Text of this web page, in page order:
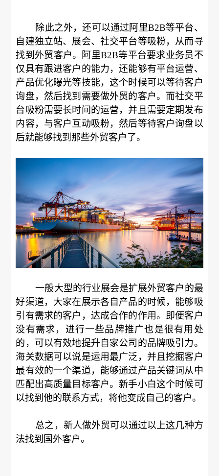
除此之外，还可以通过阿里B2B等平台、
自建独立站、展会、社交平台等吸粉，从而寻
找到外贸客户。阿里B2B等平台要求业务员不
仅具有跟进客户的能力，还能够有平台运营、
产品优化曝光等技能，这个时候可以等待客户
询盘，然后找到需要做外贸的客户。而社交平
台吸粉需要长时间的运营，并且需要定期发布
内容，与客户互动吸粉，然后等待客户询盘以
后就能够找到那些外贸客户了。
一般大型的行业展会是扩展外贸客户的最
好渠道，大家在展示各自产品的时候，能够吸
引有需求的客户，达成合作的作用。即便客户
没有需求，进行一些品牌推广也是很有用处
的，可以有效地提升自家公司的品牌吸引力。
海关数据可以说是运用最广泛，并且挖掘客户
最有效的一个渠道，能够通过产品关键词从中
匹配出高质量目标客户。新手小白这个时候可
以找到他的联系方式，将他变成自己的客户。
总之，新人做外贸可以通过以上这几种方
法找到国外客户。